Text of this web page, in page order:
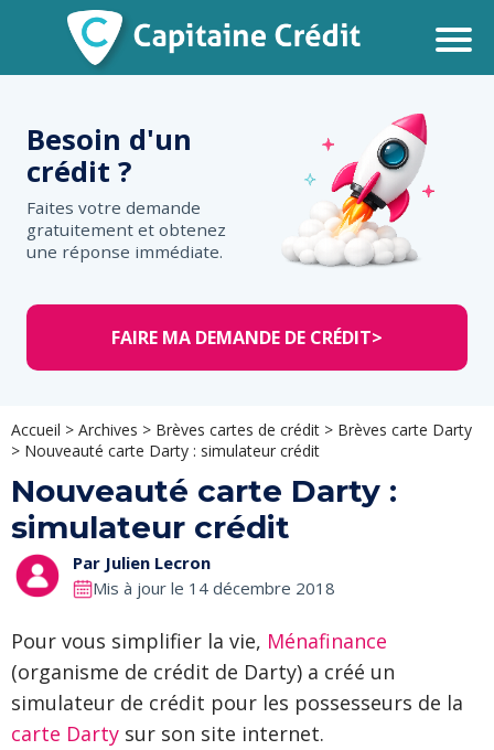
Besoin d'un
crédit ?
Faites votre demande
gratuitement et obtenez
une réponse immédiate.
FAIRE MA DEMANDE DE CRÉDIT>
Accueil > Archives > Brèves cartes de crédit > Brèves carte Darty
> Nouveauté carte Darty : simulateur crédit
Nouveauté carte Darty :
simulateur crédit
Par Julien Lecron
Mis à jour le 14 décembre 2018
Pour vous simplifier la vie, Ménafinance
(organisme de crédit de Darty) a créé un
simulateur de crédit pour les possesseurs de la
carte Darty sur son site internet.